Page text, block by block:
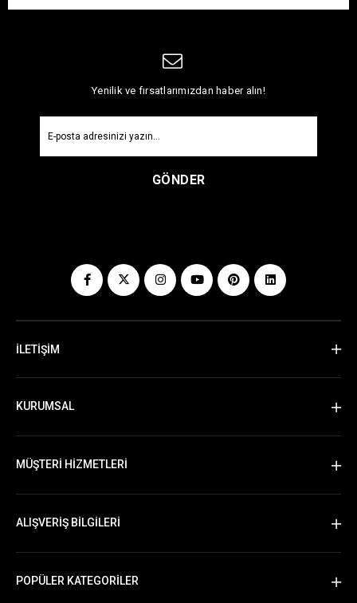
Yenilik ve fırsatlarımızdan haber alın!
GÖNDER
İLETİŞİM
KURUMSAL
MÜŞTERİ HİZMETLERİ
ALIŞVERİŞ BİLGİLERİ
POPÜLER KATEGORİLER